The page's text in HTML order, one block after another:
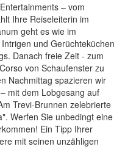
– vom
Ihre Reiseleiterin im
geht es wie im
und Gerüchteküchen
Danach freie Zeit - zum
von Schaufenster zu
Nachmittag spazieren wir
mit dem Lobgesang auf
Trevi-Brunnen zelebrierte
Werfen Sie unbedingt eine
Ein Tipp Ihrer
mit seinen unzähligen